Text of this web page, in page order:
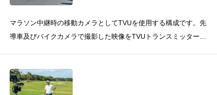
マラソン中継時の移動カメラとしてTVUを使用する構成です。先
導車及びバイクカメラで撮影した映像をTVUトランスミッターと